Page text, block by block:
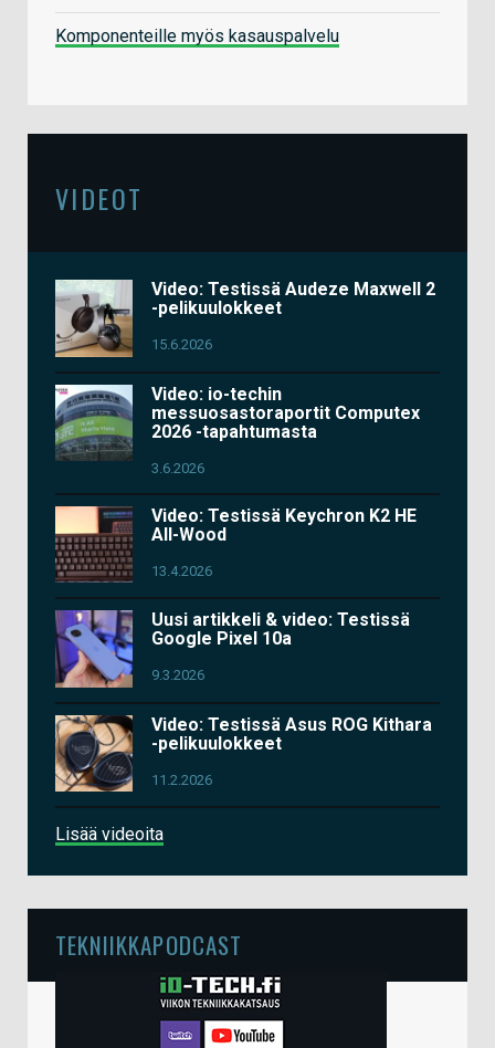
Komponenteille myös kasauspalvelu
VIDEOT
Video: Testissä Audeze Maxwell 2
-pelikuulokkeet
15.6.2026
Video: io-techin
messuosastoraportit Computex
2026 -tapahtumasta
3.6.2026
Video: Testissä Keychron K2 HE
All-Wood
13.4.2026
Uusi artikkeli & video: Testissä
Google Pixel 10a
9.3.2026
Video: Testissä Asus ROG Kithara
-pelikuulokkeet
11.2.2026
Lisää videoita
TEKNIIKKAPODCAST